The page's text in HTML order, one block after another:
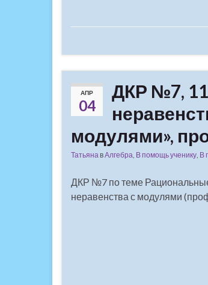
АПР
04
ДКР №7,
модулями»,
Татьяна вАлгебра В помощь ученику В
ДКР №7 по теме
неравенства с модулями